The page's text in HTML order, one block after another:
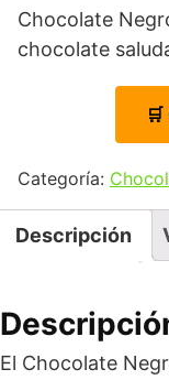
Chocolate
chocolate
Categoría:
Descripción
El Chocolate